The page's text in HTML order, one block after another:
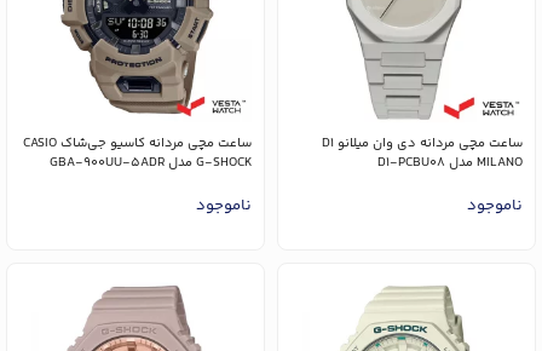
ساعت مچی مردانه دی وان میلانو D1
MILANO مدل D1-PCBU08
ناموجود
ساعت مچی مردانه کاسیو جی‌شاک CASIO
G-SHOCK مدل GBA-900UU-5ADR
ناموجود